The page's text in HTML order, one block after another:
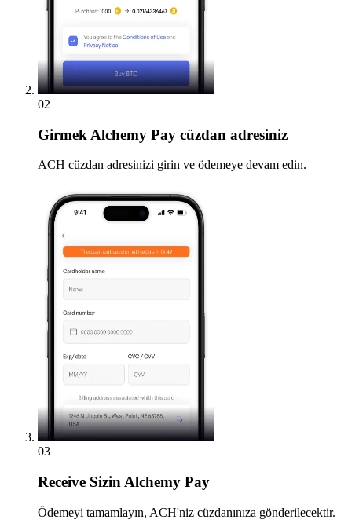
02
Girmek Alchemy Pay cüzdan adresiniz
ACH cüzdan adresinizi girin ve ödemeye devam edin.
03
Receive Sizin Alchemy Pay
Ödemeyi tamamlayın, ACH'niz cüzdanınıza gönderilecektir.